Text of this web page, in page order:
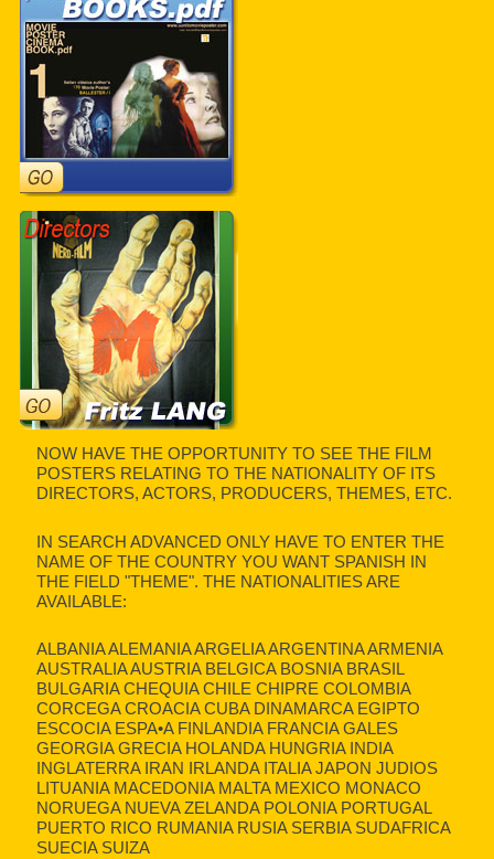
NOW HAVE THE OPPORTUNITY TO SEE THE FILM
POSTERS RELATING TO THE NATIONALITY OF ITS
DIRECTORS, ACTORS, PRODUCERS, THEMES, ETC.
IN SEARCH ADVANCED ONLY HAVE TO ENTER THE
NAME OF THE COUNTRY YOU WANT SPANISH IN
THE FIELD "THEME". THE NATIONALITIES ARE
AVAILABLE:
ALBANIA ALEMANIA ARGELIA ARGENTINA ARMENIA
AUSTRALIA AUSTRIA BELGICA BOSNIA BRASIL
BULGARIA CHEQUIA CHILE CHIPRE COLOMBIA
CORCEGA CROACIA CUBA DINAMARCA EGIPTO
ESCOCIA ESPA•A FINLANDIA FRANCIA GALES
GEORGIA GRECIA HOLANDA HUNGRIA INDIA
INGLATERRA IRAN IRLANDA ITALIA JAPON JUDIOS
LITUANIA MACEDONIA MALTA MEXICO MONACO
NORUEGA NUEVA ZELANDA POLONIA PORTUGAL
PUERTO RICO RUMANIA RUSIA SERBIA SUDAFRICA
SUECIA SUIZA